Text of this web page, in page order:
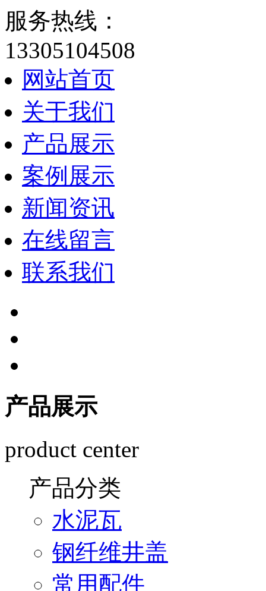
服务热线：
13305104508
网站首页
关于我们
产品展示
案例展示
新闻资讯
在线留言
联系我们
产品展示
product center
产品分类
水泥瓦
钢纤维井盖
常用配件